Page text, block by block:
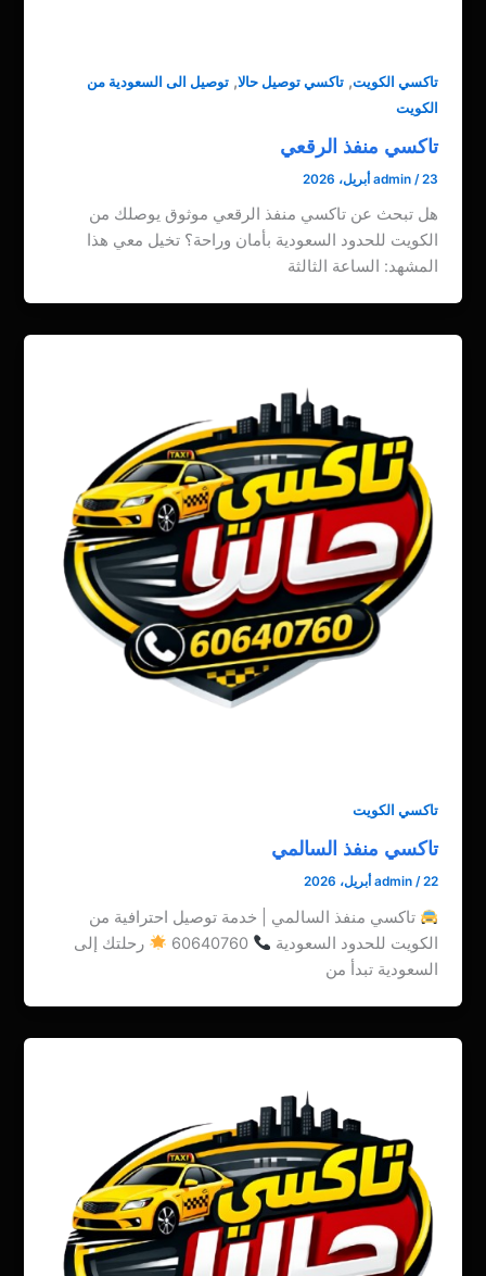
تاكسي الكويت,تاكسي توصيل حالا,توصيل الى السعودية من
الكويت
تاكسي منفذ الرقعي
admin /23 أبريل، 2026
هل تبحث عن تاكسي منفذ الرقعي موثوق يوصلك من
الكويت للحدود السعودية بأمان وراحة؟ تخيل معي هذا
المشهد: الساعة الثالثة
تاكسي الكويت
تاكسي منفذ السالمي
admin /22 أبريل، 2026
تاكسي منفذ السالمي | خدمة توصيل احترافية من
الكويت للحدود السعودية
رحلتك إلى
السعودية تبدأ من